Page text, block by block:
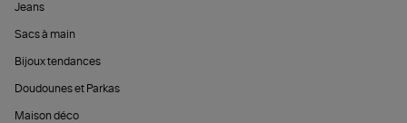
Jeans
Sacs à main
Bijoux tendances
Doudounes et Parkas
Maison déco